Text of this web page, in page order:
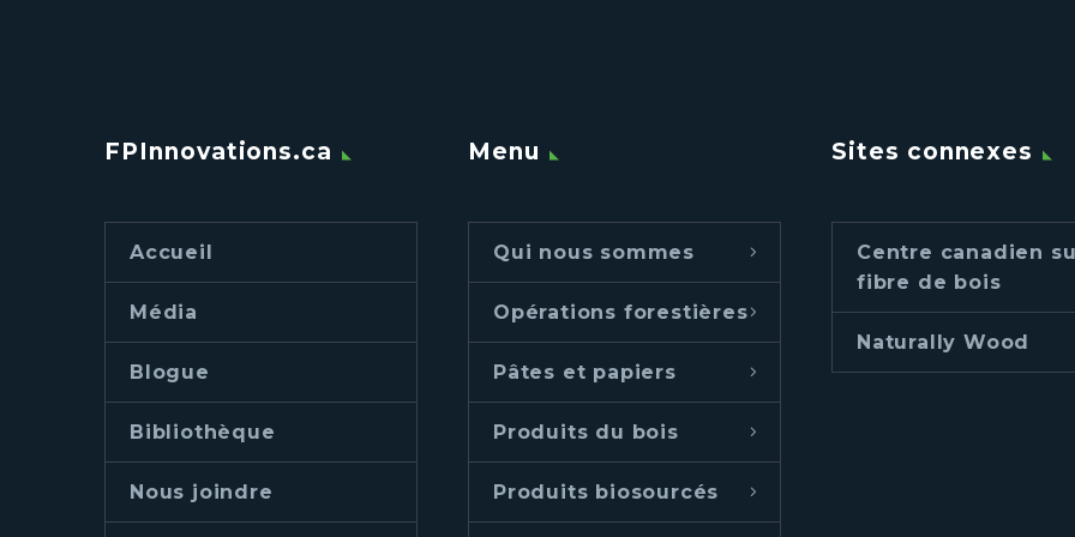
FPInnovations.ca
Accueil
Média
Blogue
Bibliothèque
Nous joindre
Menu
Qui nous sommes
Opérations forestières
Pâtes et papiers
Produits du bois
Produits biosourcés
Sites connexes
Centre canadien
fibre de bois
Naturally Wood